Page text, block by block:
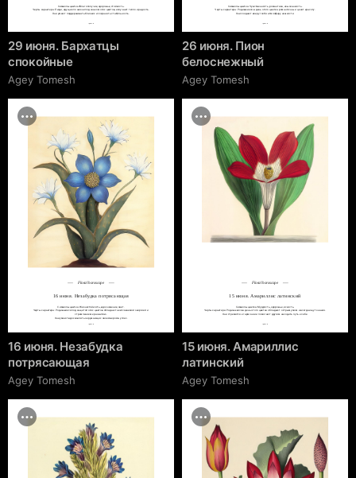
Символы цветка: Благополучие, здоровье, стойкость.
Черты характера: Люди, идущие по жизни под знаком этих цветов, излучают тепло и радость.
Они умеют поддерживать близких и сохранять стабильность.
29 июня. Бархатцы
спокойные
Agey Tomesh
Символы цветка: Чувственность, романтика, изысканность.
Черты характера: Родившиеся в день этого цветка романтичны и ценят красоту.
Они создают вокруг себя атмосферу нежности.
26 июня. Пион
белоснежный
Agey Tomesh
Floral horoscope
16 июня. Незабудка потрясающая
Символы цветка: Жизнестойкость, вдохновение, свет.
Черты характера: Родившиеся под защитой этих цветов обладают неиссякаемой энергией и
стремлением к развитию.
Они умеют вдохновлять окружающих своей верой в успех.
16 июня. Незабудка
потрясающая
Agey Tomesh
Floral horoscope
15 июня. Амариллис латинский
Символы цветка: Мудрость, здоровье, ясность.
Черты характера: Родившиеся в день этого цветка обладают острым умом и всегда ищут знания.
Они стремятся к гармонии и помогают другим находить путь к себе.
15 июня. Амариллис
латинский
Agey Tomesh